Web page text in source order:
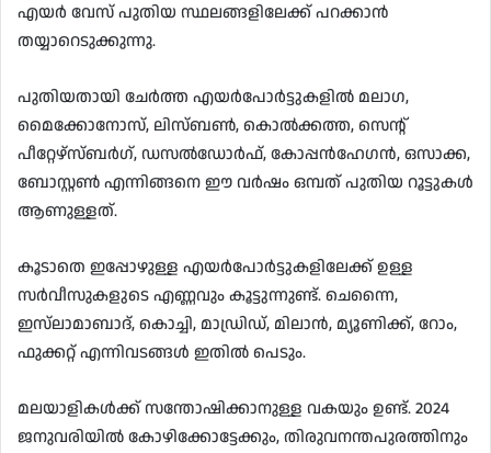
എയർ വേസ്‌ പുതിയ സ്ഥലങ്ങളിലേക്ക് പറക്കാൻ
തയ്യാറെടുക്കുന്നു.
പുതിയതായി ചേർത്ത എയർപോർട്ടുകളിൽ മലാഗ,
മൈക്കോനോസ്, ലിസ്ബൺ, കൊൽക്കത്ത, സെന്റ്
പീറ്റേഴ്സ്ബർഗ്, ഡസൽഡോർഫ്, കോപ്പൻഹേഗൻ, ഒസാക്ക,
ബോസ്റ്റൺ എന്നിങ്ങനെ ഈ വർഷം ഒമ്പത് പുതിയ റൂട്ടുകൾ
ആണുള്ളത്.
കൂടാതെ ഇപ്പോഴുള്ള എയർപോർട്ടുകളിലേക്ക് ഉള്ള
സർവീസുകളുടെ എണ്ണവും കൂട്ടുന്നുണ്ട്. ചെന്നൈ,
ഇസ്‌ലാമാബാദ്, കൊച്ചി, മാഡ്രിഡ്, മിലാൻ, മ്യൂണിക്ക്, റോം,
ഫുക്കറ്റ് എന്നിവടങ്ങൾ ഇതിൽ പെടും.
മലയാളികൾക്ക് സന്തോഷിക്കാനുള്ള വകയും ഉണ്ട്. 2024
ജനുവരിയിൽ കോഴിക്കോട്ടേക്കും, തിരുവനന്തപുരത്തിനും